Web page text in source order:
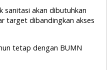
sanitasi akan dibutuhkan
target dibandingkan akses
tetap dengan BUMN